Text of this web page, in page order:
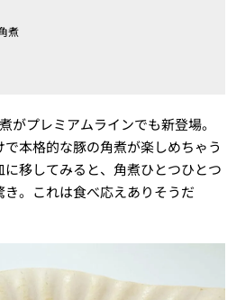
煮
がプレミアムラインでも新登場。
本格的な豚の角煮が楽しめちゃう
移してみると、角煮ひとつひとつ
。これは食べ応えありそうだ